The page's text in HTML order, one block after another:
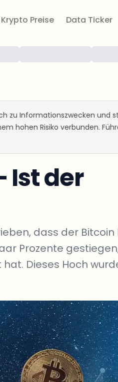
Krypto Preise Data Ticker
zu Informationszwecken und
hohen Risiko verbunden.
Ist der
dass der Bitcoin
Prozente
Dieses Hoch